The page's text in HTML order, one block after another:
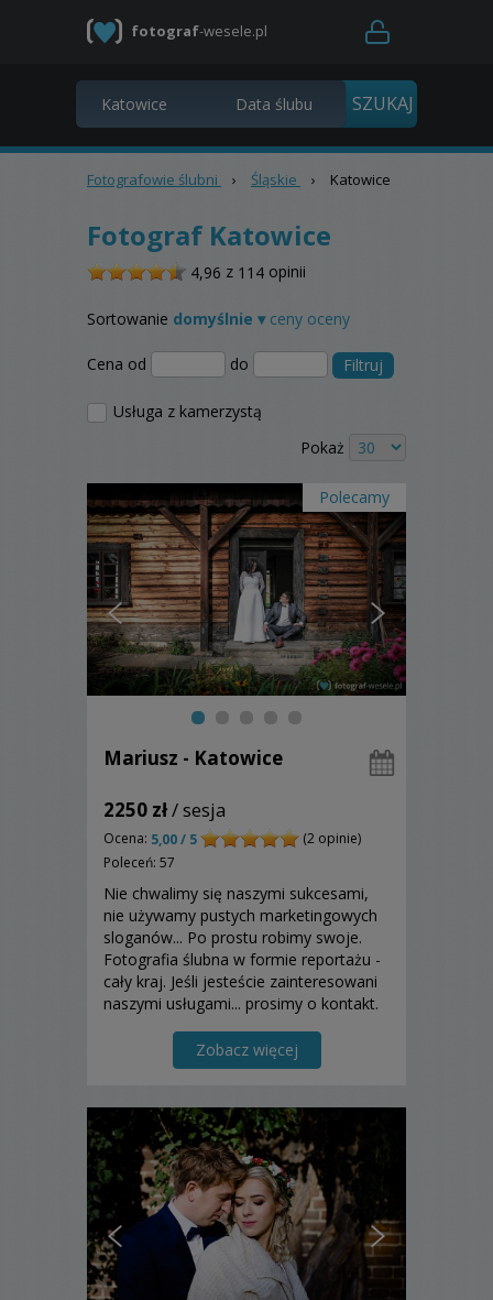
fotograf-wesele.pl
Fotografowie ślubni › Śląskie › Katowice
Fotograf Katowice
4,96 /z 114 opinii
Sortowanie domyślnie ▾ ceny oceny
Cena od do Filtruj
Usługa z kamerzystą
Pokaż
Polecamy
Mariusz - Katowice
2250 zł/ sesja
Ocena: 5,00 / 5
(2 opinie)
Poleceń: 57
Nie chwalimy się naszymi sukcesami,
nie używamy pustych marketingowych
sloganów... Po prostu robimy swoje.
Fotografia ślubna w formie reportażu -
cały kraj. Jeśli jesteście zainteresowani
naszymi usługami... prosimy o kontakt.
Zobacz więcej